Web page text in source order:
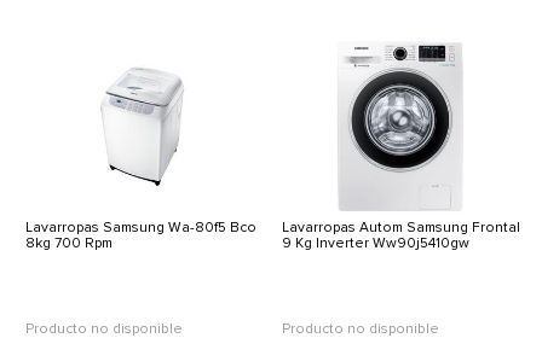
Lavarropas Samsung Wa-80f5 Bco
8kg 700 Rpm
Producto no disponible
Lavarropas Autom Samsung Frontal
9 Kg Inverter Ww90j5410gw
Producto no disponible